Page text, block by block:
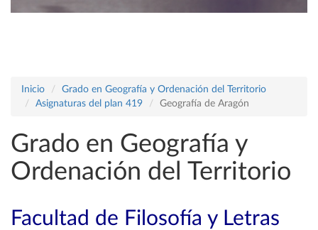
Inicio
Grado en Geografía y Ordenación del Territorio
Asignaturas del plan 419
Geografía de Aragón
Grado en Geografía y
Ordenación del Territorio
Facultad de Filosofía y Letras